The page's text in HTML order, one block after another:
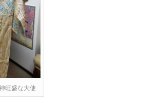
旺盛な大使